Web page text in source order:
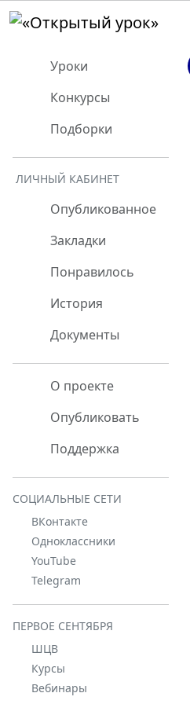
Уроки
Конкурсы
Подборки
ЛИЧНЫЙ КАБИНЕТ
Опубликованное
Закладки
Понравилось
История
Документы
О проекте
Опубликовать
Поддержка
СОЦИАЛЬНЫЕ СЕТИ
ВКонтакте
Одноклассники
YouTube
Telegram
ПЕРВОЕ СЕНТЯБРЯ
ШЦВ
Курсы
Вебинары